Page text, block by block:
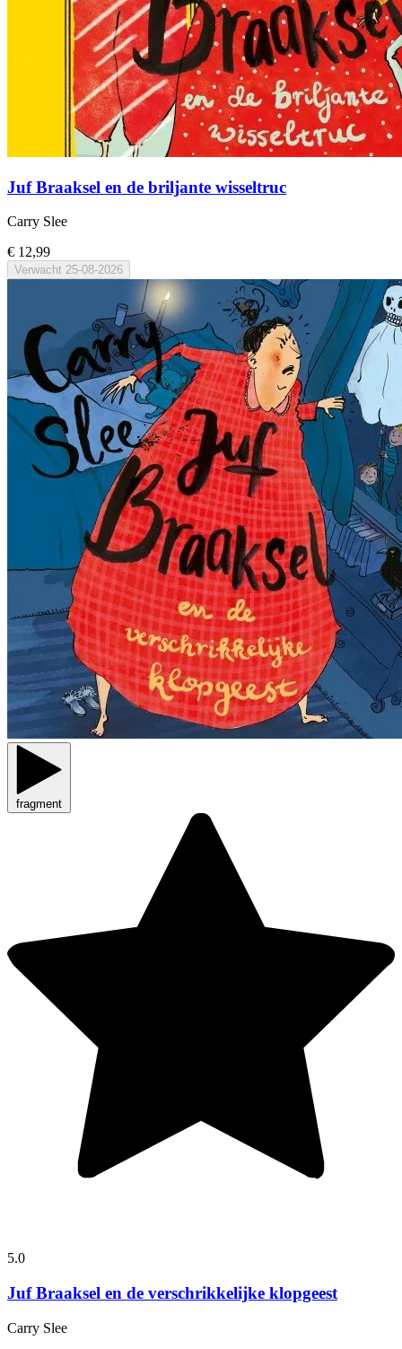
Juf Braaksel en de briljante wisseltruc
Carry Slee
€ 12,99
Verwacht 25-08-2026
fragment
5.0
Juf Braaksel en de verschrikkelijke klopgeest
Carry Slee